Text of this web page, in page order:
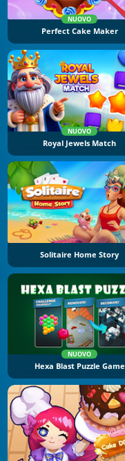
NUOVO
Perfect Cake Maker
NUOVO
Royal Jewels Match
Solitaire Home Story
NUOVO
Hexa Blast Puzzle Game